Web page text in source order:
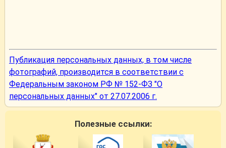
Публикация персональных данных, в том числе
фотографий, производится в соответствии с
Федеральным законом РФ № 152-ФЗ "О
персональных данных" от 27.07.2006 г.
Полезные ссылки: